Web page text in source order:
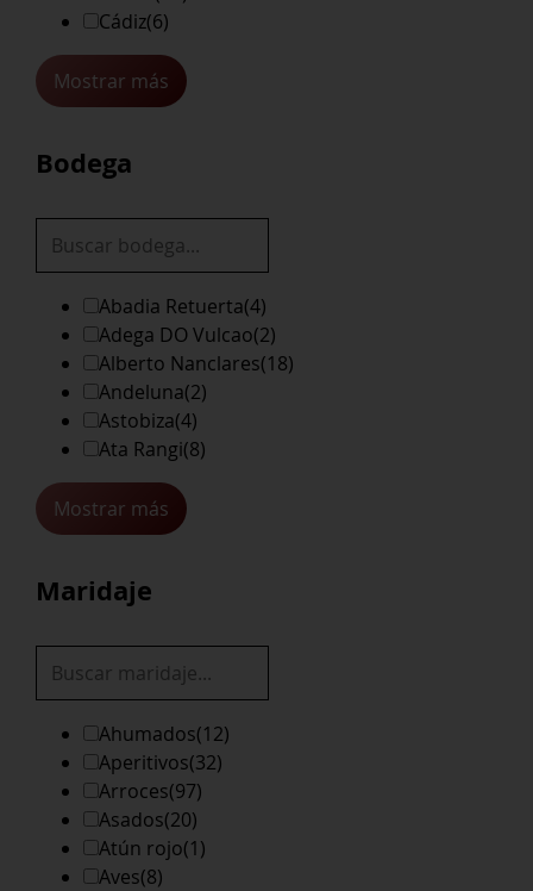
Cádiz(6)
Mostrar más
Bodega
Abadia Retuerta(4)
Adega DO Vulcao(2)
Alberto Nanclares(18)
Andeluna(2)
Astobiza(4)
Ata Rangi(8)
Mostrar más
Maridaje
Ahumados(12)
Aperitivos(32)
Arroces(97)
Asados(20)
Atún rojo(1)
Aves(8)